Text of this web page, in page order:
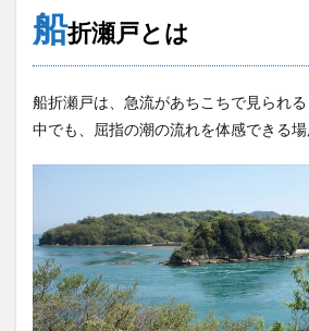
船折瀬戸とは
船折瀬戸は、急流があちこちで見られ
中でも、屈指の潮の流れを体感できる場